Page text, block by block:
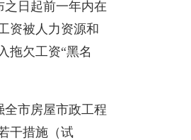
之日起前一年内在
资被人力资源和
拖欠工资“黑名
全市房屋市政工程
干措施（试